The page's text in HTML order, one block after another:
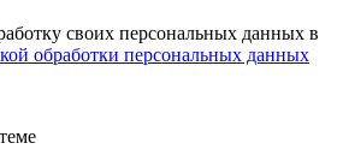
своих персональных данных в
обработки персональных данных